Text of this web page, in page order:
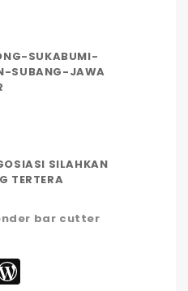
SUKABUMI-
SUBANG-JAWA
SILAHKAN
TERTERA
bar cutter